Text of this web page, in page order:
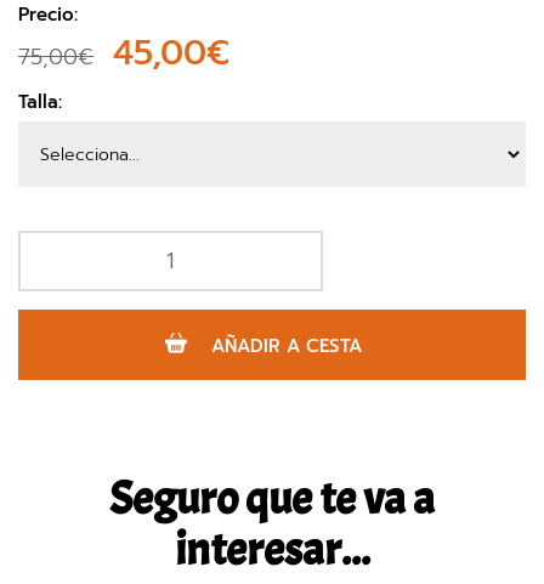
Precio:
75,00€ 45,00€
Talla:
AÑADIR A CESTA
Seguro que te va a
interesar...